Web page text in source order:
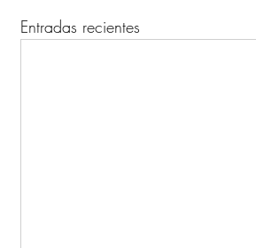
Entradas recientes